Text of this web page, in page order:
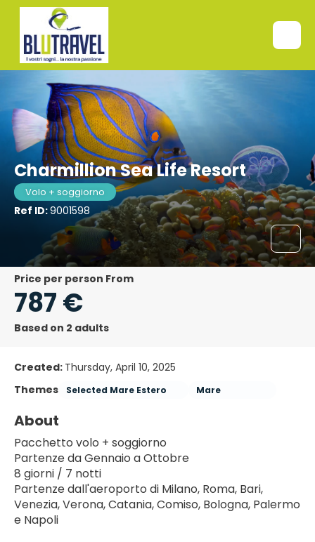
Charmillion Sea Life Resort
Volo + soggiorno
Ref ID:9001598
price per person From
787 €
Based on 2 adults
Created: Thursday, April 10, 2025
Themes
Selected Mare Estero Mare
About
Pacchetto volo + soggiorno
Partenze da Gennaio a Ottobre
8 giorni / 7 notti
Partenze dall'aeroporto di Milano, Roma, Bari,
Venezia, Verona, Catania, Comiso, Bologna, Palermo
e Napoli